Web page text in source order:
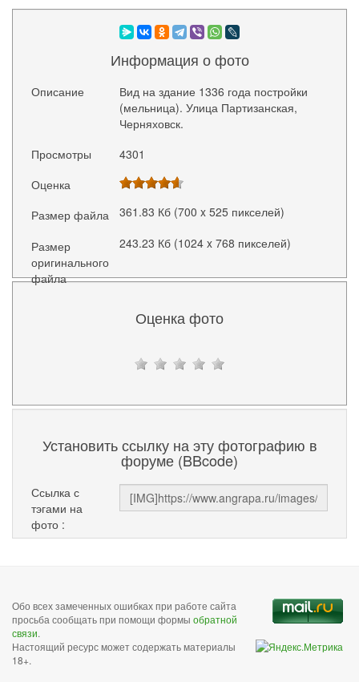
Информация о фото
Описание
Вид на здание 1336 года постройки
(мельница). Улица Партизанская,
Черняховск.
Просмотры
4301
Оценка
Размер файла
361.83 Кб (700 x 525 пикселей)
Размер
оригинального
файла
243.23 Кб (1024 x 768 пикселей)
Оценка фото
Установить ссылку на эту фотографию в
форуме (BBcode)
Ссылка с
тэгами на
фото :
Обо всех замеченных ошибках при работе сайта
просьба сообщать при помощи формы обратной
связи.
Настоящий ресурс может содержать материалы
18+.